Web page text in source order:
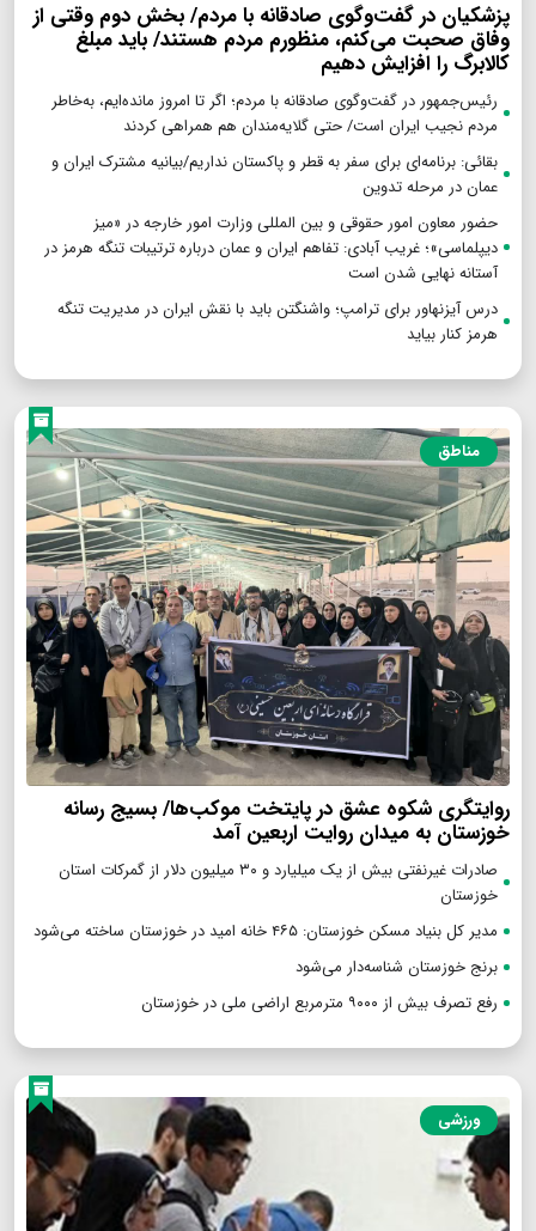
پزشکیان در گفت‌وگوی صادقانه با مردم/ بخش دوم وقتی از
وفاق صحبت می‌کنم، منظورم مردم هستند/ باید مبلغ
کالابرگ را افزایش دهیم
رئیس‌جمهور در گفت‌وگوی صادقانه با مردم؛ اگر تا امروز مانده‌ایم، به‌خاطر
مردم نجیب ایران است/ حتی گلایه‌مندان هم همراهی کردند
بقائی: برنامه‌ای برای سفر به قطر و پاکستان نداریم/بیانیه مشترک ایران و
عمان در مرحله تدوین
حضور معاون امور حقوقی و بین المللی وزارت امور خارجه در «میز
دیپلماسی»؛ غریب آبادی: تفاهم ایران و عمان درباره ترتیبات تنگه هرمز در
آستانه نهایی شدن است
درس آیزنهاور برای ترامپ؛ واشنگتن باید با نقش ایران در مدیریت تنگه
هرمز کنار بیاید
مناطق
روایتگری شکوه عشق در پایتخت موکب‌ها/ بسیج رسانه
خوزستان به میدان روایت اربعین آمد
صادرات غیرنفتی بیش از یک میلیارد و ۳۰ میلیون دلار از گمرکات استان
خوزستان
مدیر کل بنیاد مسکن خوزستان: ۴۶۵ خانه امید در خوزستان ساخته می‌شود
برنج خوزستان شناسه‌دار می‌شود
رفع تصرف بیش از ۹۰۰۰ مترمربع اراضی ملی در خوزستان
ورزشی